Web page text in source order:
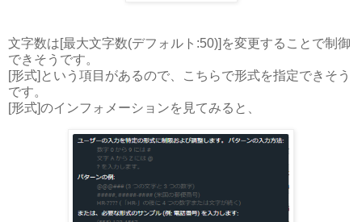
文字数は[最大文字数(デフォルト:50)]を変更することで制御
できそうです。
[形式]という項目があるので、こちらで形式を指定できそう
です。
[形式]のインフォメーションを見てみると、